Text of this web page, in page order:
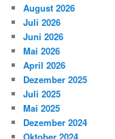
August 2026
Juli 2026
Juni 2026
Mai 2026
April 2026
Dezember 2025
Juli 2025
Mai 2025
Dezember 2024
Oktober 2024